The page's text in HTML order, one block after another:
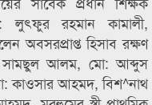
রহমান কামালী,
অবসরপ্রাপ্ত হিসাব রক্ষণ
সামছুল আলম, মো: আব্দুস
কাওসার আহমদ, বিশ^নাথ